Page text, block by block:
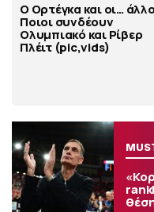
Ο Ορτέγκα και οι…
Ποιοι συνδέουν
Ολυμπιακό και Ρίβερ
Πλέιτ (pic,vids)